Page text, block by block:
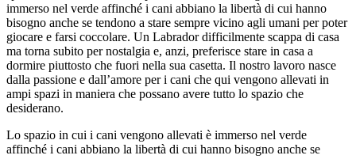
immerso nel verde affinché i cani abbiano la libertà di cui hanno
bisogno anche se tendono a stare sempre vicino agli umani per poter
giocare e farsi coccolare. Un Labrador difficilmente scappa di casa
ma torna subito per nostalgia e, anzi, preferisce stare in casa a
dormire piuttosto che fuori nella sua casetta. Il nostro lavoro nasce
dalla passione e dall’amore per i cani che qui vengono allevati in
ampi spazi in maniera che possano avere tutto lo spazio che
desiderano.
Lo spazio in cui i cani vengono allevati è immerso nel verde
affinché i cani abbiano la libertà di cui hanno bisogno anche se